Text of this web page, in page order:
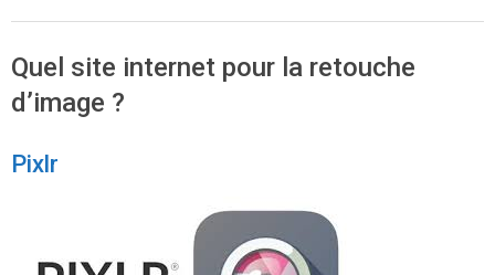
Quel site internet pour la retouche
d’image ?
Pixlr